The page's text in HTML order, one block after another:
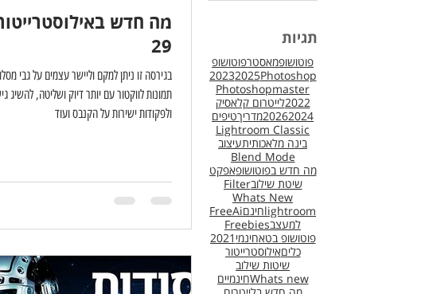
מה חדש באילוסטרייטור
29
בגירסה זו ניתן למקם וליישר עצמים על גבי
תמונות לווקטור עם יותר דיוק ושליטה, להשיג
ולפקודות ישירות על הקנבס ועוד
תגיות
פוטושופמאסטרפוטושופ
Photoshop
2025
2023
Photoshopmaster
2022לייטרום קלאסיק
2024
2026מדריךטיפים
Lightroom Classic
בינה מלאכותיתעיצוב
Blend Mode
מה חדש בפוטושופאפקט
שיטת שילובFilter
Whats New
lightroomחינםAi
Free
למעצבFreebies
פוטושופ בטאחינמי 2021
כליםאילוסטרייטור
שיטות שילוב
Whats newחינמיים